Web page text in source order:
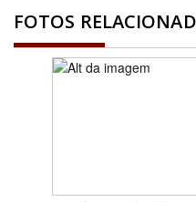
FOTOS